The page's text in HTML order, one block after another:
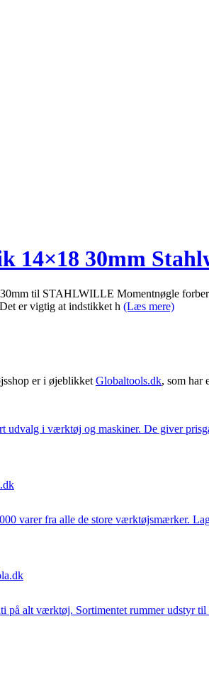
14×18 30mm
til STAHLWILLE Momentnøgle
er vigtig at indstikket h (Læs mere)
er i øjeblikket Globaltools.dk, som har
udvalg i værktøj og maskiner. De giver
varer fra alle de store værktøjsmærker.
på alt værktøj. Sortimentet rummer udstyr